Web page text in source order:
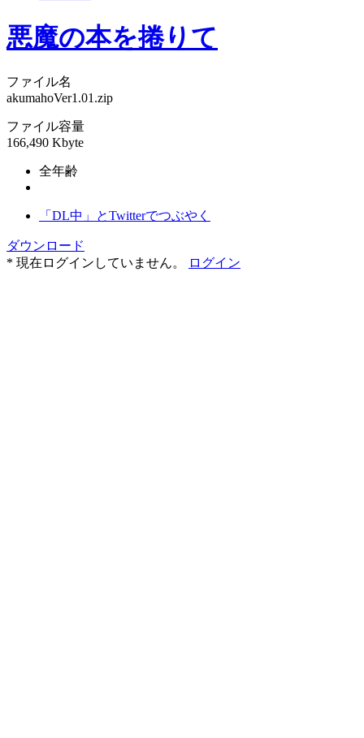
悪魔の本を捲りて
ファイル名
akumahoVer1.01.zip
ファイル容量
166,490 Kbyte
全年齢
「DL中」とTwitterでつぶやく
ダウンロード
* 現在ログインしていません。
ログイン